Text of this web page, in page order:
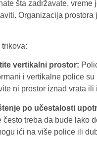
šta zadržavate, vreme
Organizacija prostora
vertikalni prostor:
i vertikalne police su
ni prostor iznad vrata ili
po učestalosti
često treba da bude lako
ići na više police ili